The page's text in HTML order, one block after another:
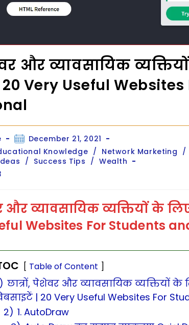
और व्यावसायिक
Very Useful
Post
published:
December 21, 2021
Knowledge / Network Marketing /
/ Success Tips / Wealth
और व्यावसायिक व्यक्तियों के
Websites For Students
Table of Content
छात्रों, पेशेवर और व्यावसायिक व्यक्तियों के
| 20 Very Useful Websites For
2) 1. AutoDraw